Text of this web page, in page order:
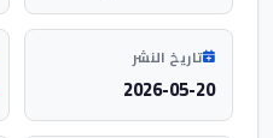
تاريخ النشر
2026-05-20